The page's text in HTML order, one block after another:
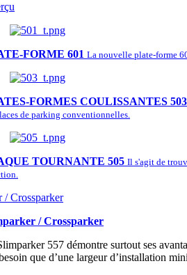
FORME 601 La nouvelle plate-forme
FORMES COULISSANTES 503
de parking conventionnelles.
TOURNANTE 505 Il s'agit de
/ Crossparker
/ Crossparker
557 démontre surtout ses
que d’une largeur d’installation